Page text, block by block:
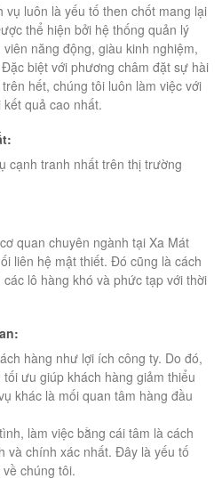
vụ luôn là yếu tố then chốt mang lại
thể hiện bởi hệ thống quản lý
năng động, giàu kinh nghiệm,
biệt với phương châm đặt sự hài
hết, chúng tôi luôn làm việc với
quả cao nhất.
cạnh tranh nhất trên thị trường
quan chuyên ngành tại Xa Mát
liên hệ mật thiết. Đó cũng là cách
lô hàng khó và phức tạp với thời
hàng như lợi ích công ty. Do đó,
ưu giúp khách hàng giảm thiểu
khác là mối quan tâm hàng đầu
làm việc bằng cái tâm là cách
và chính xác nhất. Đây là yếu tố
chúng tôi.